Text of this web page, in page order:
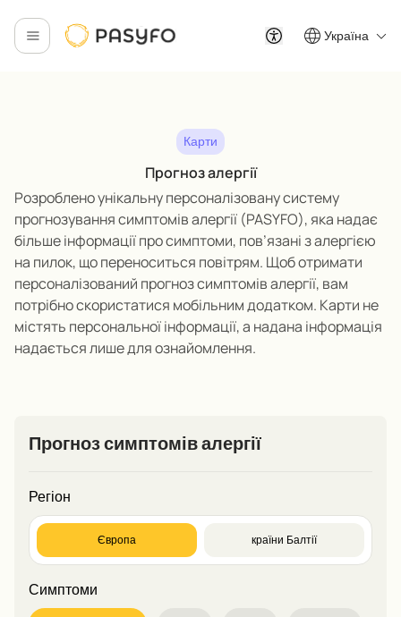
Україна
Карти
Прогноз алергії
Розроблено унікальну персоналізовану систему
прогнозування симптомів алергії (PASYFO), яка надає
більше інформації про симптоми, пов’язані з алергією
на пилок, що переноситься повітрям. Щоб отримати
персоналізований прогноз симптомів алергії, вам
потрібно скористатися мобільним додатком. Карти не
містять персональноїінформації, а надана інформація
надається лише для ознайомлення.
Прогноз симптомів алергії
Регіон
Європа країни Балтії
Симптоми